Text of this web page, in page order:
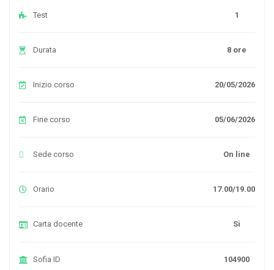
Test 1
Durata 8 ore
Inizio corso 20/05/2026
Fine corso 05/06/2026
Sede corso On line
Orario 17.00/19.00
Carta docente Si
Sofia ID 104900